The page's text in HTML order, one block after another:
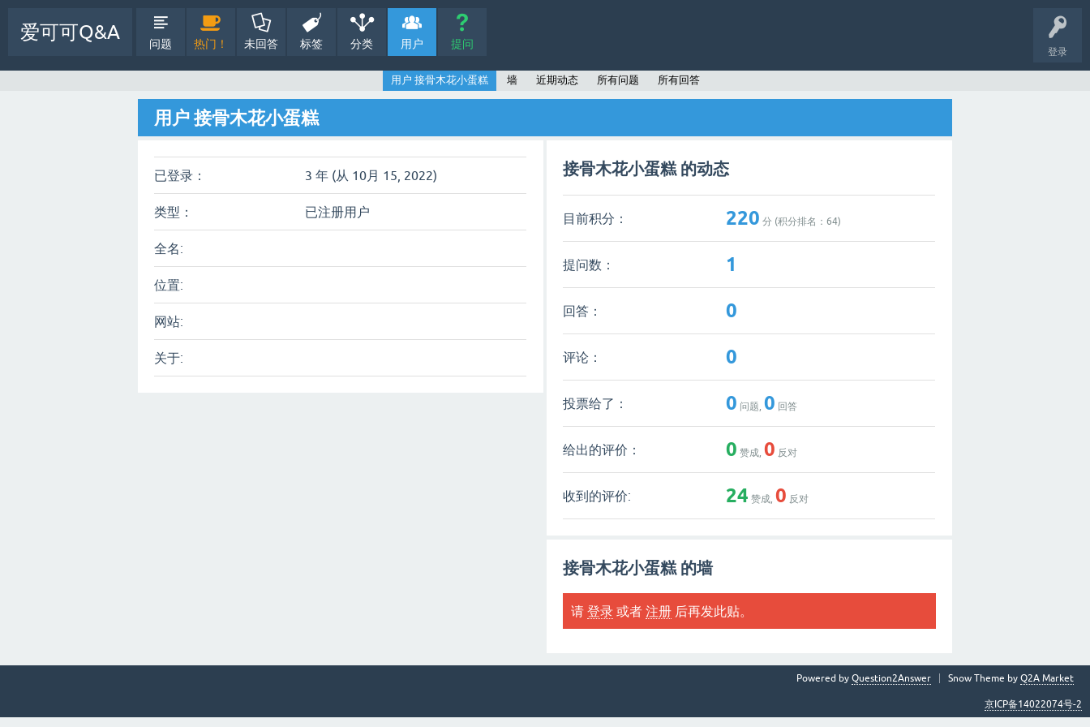
登录
爱可可Q&A
问题 热门！ 未回答 标签 分类 用户 提问
用户 接骨木花小蛋糕 墙 近期动态 所有问题 所有回答
用户 接骨木花小蛋糕
已登录： 3 年 (从 10月 15, 2022)
类型： 已注册用户
全名:
位置:
网站:
关于:
接骨木花小蛋糕 的动态
目前积分： 220 分 (积分排名：64)
提问数： 1
回答： 0
评论： 0
投票给了： 0 问题,0 回答
给出的评价： 0 赞成,0 反对
收到的评价: 24 赞成,0 反对
接骨木花小蛋糕 的墙
请登录 或者注册 后再发此贴。
Snow Theme by Q2A Market
Powered by Question2Answer
京ICP备14022074号-2